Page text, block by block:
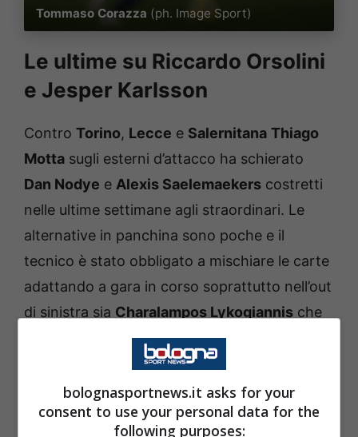
Tommaso Corazza (ph. Image Sport)
Le ultime su Riccardo Orsolini
e Jesper Karlsson
Contro Torino, Lecce e Salernitana Thiago
Motta sugli esterni d’attacco ha schierato
Dan Nodye e Alexis Saelemaekers costretti
nelle ultime settimane agli straordinari. Le
alternative in panchina sono poche e il
tecnico è stato obbligato a mischiare le carte
adattando a gara in corso soprattutto nell’out
di sinistra sia Charalampos Lykogiannis che
Kacper Urbanski. In settimana si cercherà di
valutare le condizioni diRiccardo
infortunatosi dopo la metà di novembre al
bicipite femorale sinistro. Per questo tipo di
bolognasportnews.it asks for your
consent to use your personal data for the
following purposes: